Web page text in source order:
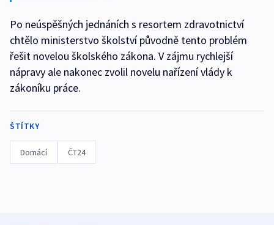
Po neúspěšných jednáních s resortem zdravotnictví
chtělo ministerstvo školství původně tento problém
řešit novelou školského zákona. V zájmu rychlejší
nápravy ale nakonec zvolil novelu nařízení vlády k
zákoníku práce.
ŠTÍTKY
Domácí ČT24